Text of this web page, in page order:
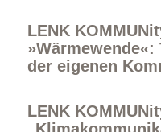
LENK
der eigenen
LENK